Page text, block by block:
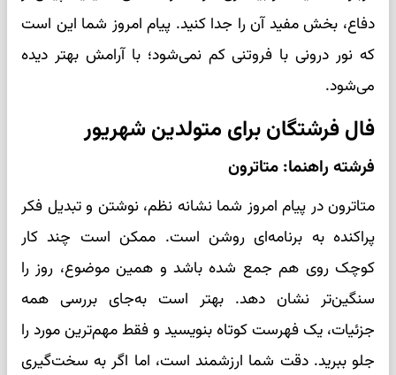
دفاع، بخش مفید آن را جدا کنید. پیام امروز شما این است
که نور درونی با فروتنی کم نمی‌شود؛ با آرامش بهتر دیده
می‌شود.
فال فرشتگان برای متولدین شهریور
فرشته راهنما: متاترون
متاترون در پیام امروز شما نشانه نظم، نوشتن و تبدیل فکر
پراکنده به برنامه‌ای روشن است. ممکن است چند کار
کوچک روی هم جمع شده باشد و همین موضوع، روز را
سنگین‌تر نشان دهد. بهتر است به‌جای بررسی همه
جزئیات، یک فهرست کوتاه بنویسید و فقط مهم‌ترین مورد را
جلو ببرید. دقت شما ارزشمند است، اما اگر به سخت‌گیری